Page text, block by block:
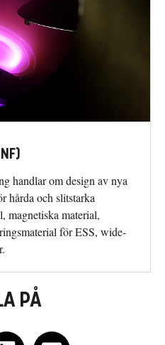
handlar om design av nya
hårda och slitstarka
magnetiska material,
för ESS, wide-
PÅ